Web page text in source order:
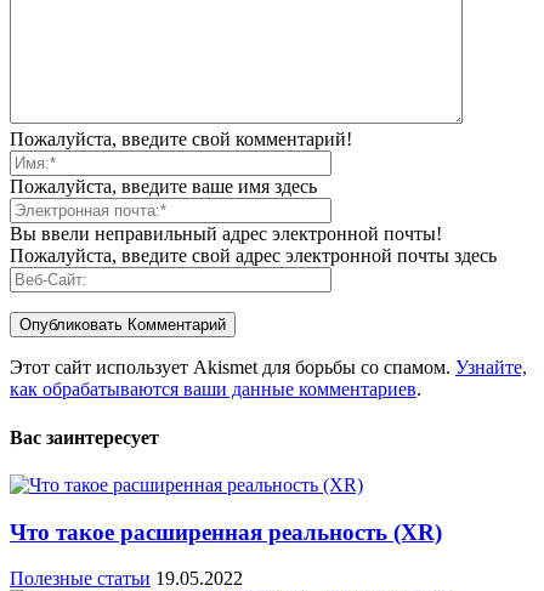
Пожалуйста, введите свой комментарий!
Пожалуйста, введите ваше имя здесь
Вы ввели неправильный адрес электронной почты!
Пожалуйста, введите свой адрес электронной почты здесь
Этот сайт использует Akismet для борьбы со спамом. Узнайте,
как обрабатываются ваши данные комментариев.
Вас заинтересует
Что такое расширенная реальность (XR)
Полезные статьи 19.05.2022